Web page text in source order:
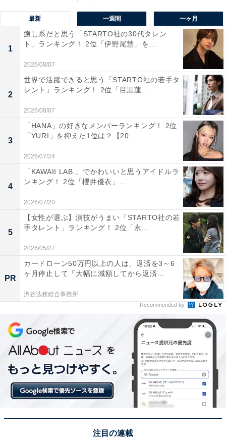
1位：道後温泉（愛媛）／105票
1位は「道後温泉（愛媛）」でした。日本最古の温泉と
も称される「道後温泉」は、愛媛県松山市に位置する歴
史と文化に彩られた名湯です。温泉街にはアートスポッ
トやグルメ、商店街もあり、滞在そのものが日本屈指の
レジャーとして多くの人に愛されています。特に有名な
のが、明治時代の趣を今に伝える「道後温泉本館」。レ
トロな木造建築と荘厳な佇まいで、初めて日本を訪れる
外国人にも日本文化のよさを伝えることができるでしょ
う。
回答者のコメントを見ると「風情があるし、日本らしい
建物で外国の人に喜んでもらえそうだから」（30代女性
／兵庫県）、「『公衆浴場』という日本の文化を感じら
れる温泉地だと思います」（30代男性／広島県）、「日
本を代表する歴史のある温泉で温泉街を産散策するのも
風情があって楽しいから」（40代女性／埼玉県）といっ
た声がありました。
※回答者のコメントは原文ママです
5位までの全ランキング結果を見
る
最新 一週間 一ヶ月
1
癒し系だと思う「STARTO社の30代タレン
ト」ランキング！ 2位「伊野尾慧」を...
2026/08/07
2
世界で活躍できると思う「STARTO社の若手タ
レント」ランキング！ 2位「目黒蓮...
2026/08/07
3
「HANA」の好きなメンバーランキング！ 2位
「YURI」を抑えた1位は？【20...
2026/07/24
4
「KAWAII LAB.」でかわいいと思うアイドルラ
ンキング！ 2位「櫻井優衣」...
2026/07/20
5
【女性が選ぶ】演技がうまい「STARTO社の若
手タレント」ランキング！ 2位「永...
2026/05/27
PR
カードローン50万円以上の人は、返済を3～6
ヶ月停止して『大幅に減額してから返済...
渋谷法務総合事務所
Recommended by
注目の連載